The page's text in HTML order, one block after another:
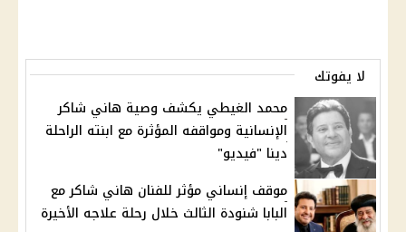
لا يفوتك
محمد الغيطي يكشف وصية هاني شاكر
الإنسانية ومواقفه المؤثرة مع ابنته الراحلة
دينا "فيديو"
موقف إنساني مؤثر للفنان هاني شاكر مع
البابا شنودة الثالث خلال رحلة علاجه الأخيرة